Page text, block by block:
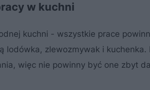
w kuchni
kuchni - wszystkie prace
lodówka, zlewozmywak i kuchenka.
więc nie powinny być one zbyt